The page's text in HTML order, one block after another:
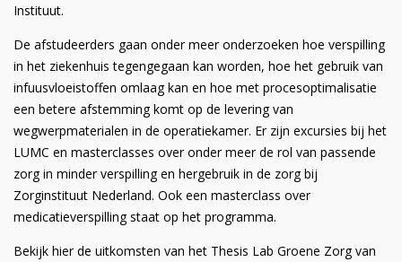
Instituut.
De afstudeerders gaan onder meer onderzoeken hoe verspilling
in het ziekenhuis tegengegaan kan worden, hoe het gebruik van
infuusvloeistoffen omlaag kan en hoe met procesoptimalisatie
een betere afstemming komt op de levering van
wegwerpmaterialen in de operatiekamer. Er zijn excursies bij het
LUMC en masterclasses over onder meer de rol van passende
zorg in minder verspilling en hergebruik in de zorg bij
Zorginstituut Nederland. Ook een masterclass over
medicatieverspilling staat op het programma.
Bekijk hier de uitkomsten van het Thesis Lab Groene Zorg van